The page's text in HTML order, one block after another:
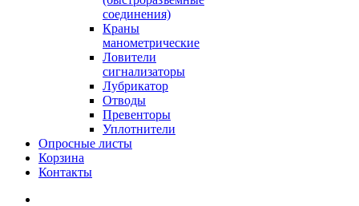
соединения)
Краны
манометрические
Ловители
сигнализаторы
Лубрикатор
Отводы
Превенторы
Уплотнители
Опросные листы
Корзина
Контакты